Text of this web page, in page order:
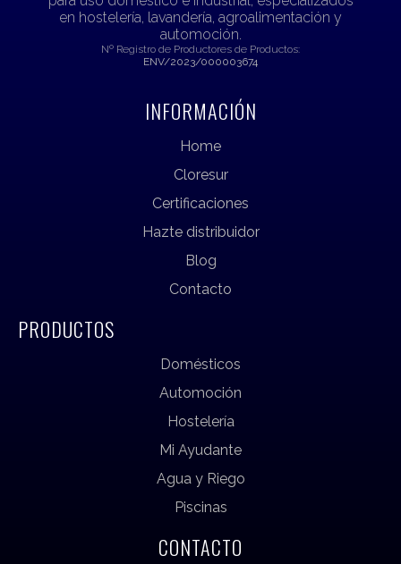
en hostelería, lavandería, agroalimentación y
automoción.
Nº Registro de Productores de Productos:
ENV/2023/000003674
INFORMACIÓN
Home
Cloresur
Certificaciones
Hazte distribuidor
Blog
Contacto
PRODUCTOS
Domésticos
Automoción
Hostelería
Mi Ayudante
Agua y Riego
Piscinas
CONTACTO